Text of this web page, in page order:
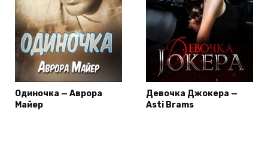
Одиночка — Аврора
Майер
Девочка Джокера —
Asti Brams